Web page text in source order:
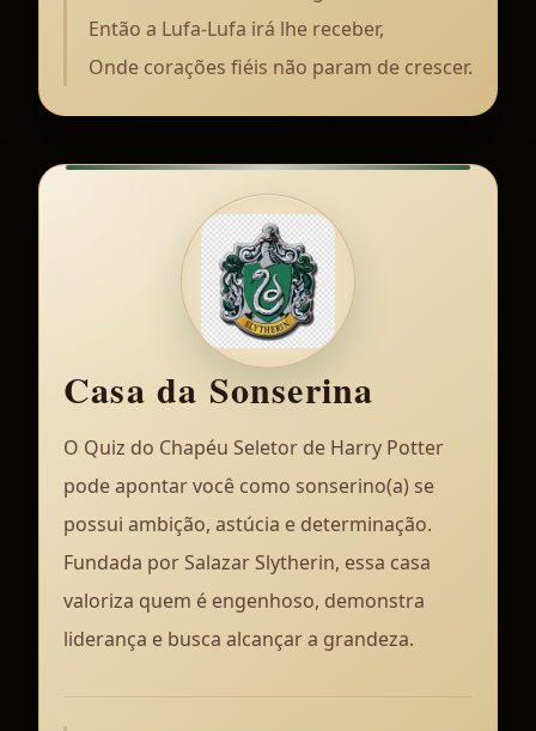
Então a Lufa-Lufa irá lhe receber,
Onde corações fiéis não param de crescer.
Casa da Sonserina
O Quiz do Chapéu Seletor de Harry Potter
pode apontar você como sonserino(a) se
possui ambição, astúcia e determinação.
Fundada por Salazar Slytherin, essa casa
valoriza quem é engenhoso, demonstra
liderança e busca alcançar a grandeza.